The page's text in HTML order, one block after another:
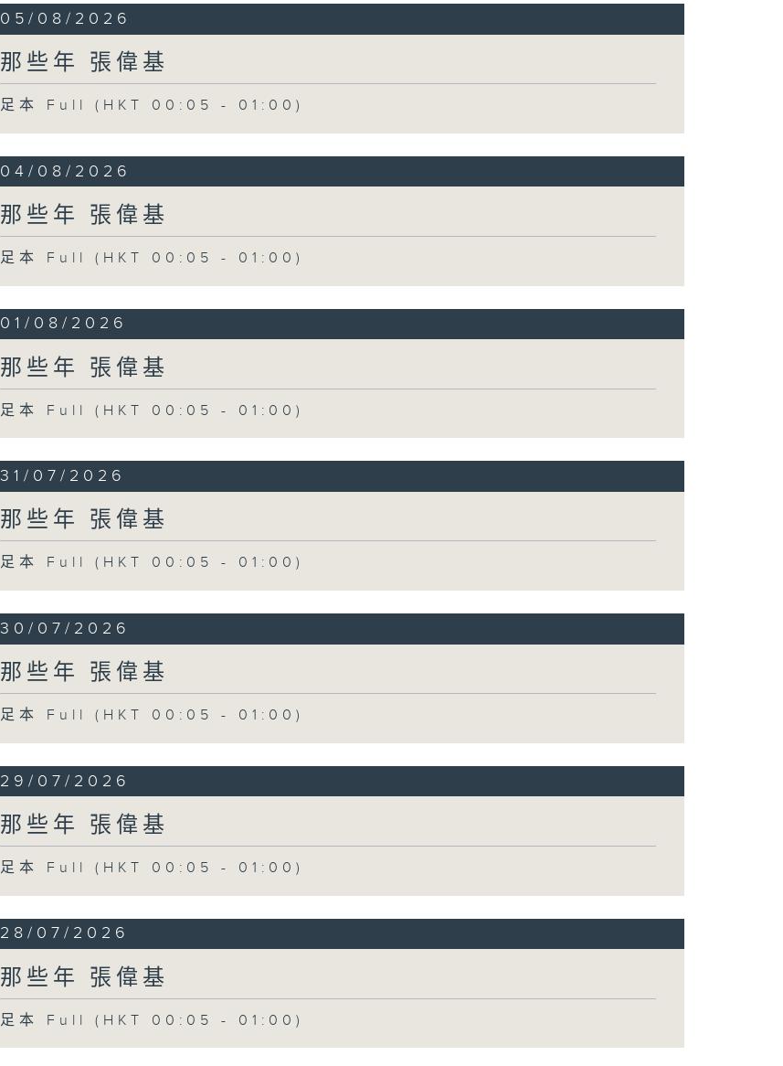
05/08/2026
那些年 張偉基
足本 Full (HKT 00:05 - 01:00)
04/08/2026
那些年 張偉基
足本 Full (HKT 00:05 - 01:00)
01/08/2026
那些年 張偉基
足本 Full (HKT 00:05 - 01:00)
31/07/2026
那些年 張偉基
足本 Full (HKT 00:05 - 01:00)
30/07/2026
那些年 張偉基
足本 Full (HKT 00:05 - 01:00)
29/07/2026
那些年 張偉基
足本 Full (HKT 00:05 - 01:00)
28/07/2026
那些年 張偉基
足本 Full (HKT 00:05 - 01:00)